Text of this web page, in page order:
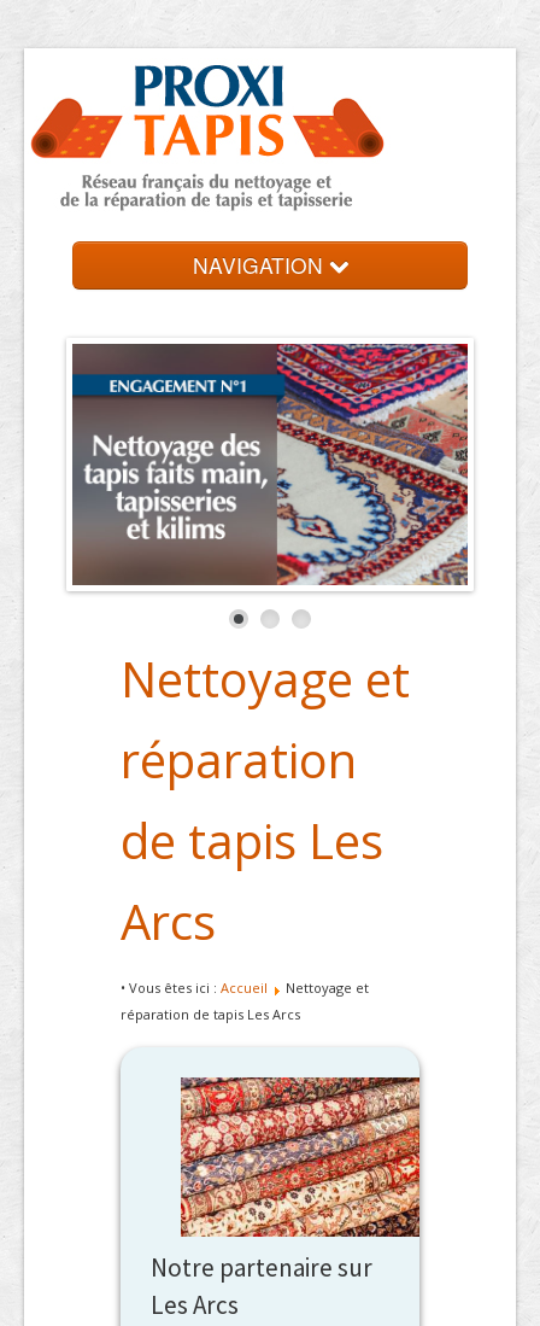
NAVIGATION
Trouver une entreprise
Nettoyage et
réparation
de tapis Les
Arcs
• Vous êtes ici : Accueil
Nettoyage et
réparation de tapis Les Arcs
Notre partenaire sur
Les Arcs